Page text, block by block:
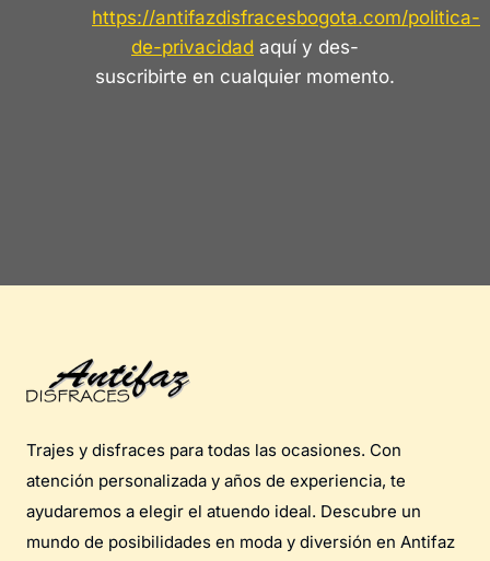
https://antifazdisfracesbogota.com/politica-
de-privacidad aquí y des-
suscribirte en cualquier momento.
Trajes y disfraces para todas las ocasiones. Con
atención personalizada y años de experiencia, te
ayudaremos a elegir el atuendo ideal. Descubre un
mundo de posibilidades en moda y diversión en Antifaz